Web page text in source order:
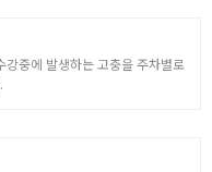
강중에 발생하는 고충을 주차별로